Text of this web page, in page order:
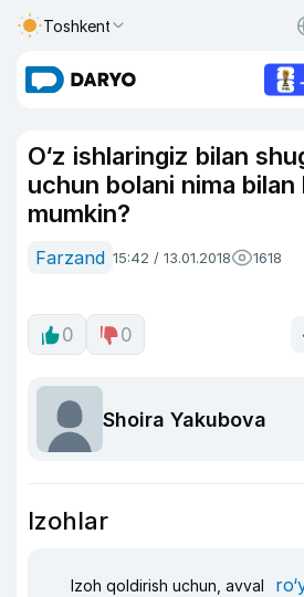
Toshkent
O‘z ishlaringiz bilan
uchun bolani nima bilan
mumkin?
Farzand 15:42 / 13.01.2018 1618
0 0
Shoira Yakubova
Izohlar
Izoh qoldirish uchun, avval